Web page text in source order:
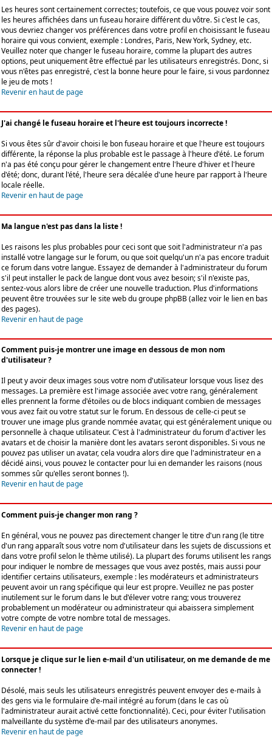
Les heures sont certainement correctes; toutefois, ce que vous pouvez voir sont
les heures affichées dans un fuseau horaire différent du vôtre. Si c'est le cas,
vous devriez changer vos préférences dans votre profil en choisissant le fuseau
horaire qui vous convient, exemple : Londres, Paris, New York, Sydney, etc.
Veuillez noter que changer le fuseau horaire, comme la plupart des autres
options, peut uniquement être effectué par les utilisateurs enregistrés. Donc, si
vous n'êtes pas enregistré, c'est la bonne heure pour le faire, si vous pardonnez
le jeu de mots !
Revenir en haut de page
J'ai changé le fuseau horaire et l'heure est toujours incorrecte !
Si vous êtes sûr d'avoir choisi le bon fuseau horaire et que l'heure est toujours
différente, la réponse la plus probable est le passage à l'heure d'été. Le forum
n'a pas été conçu pour gérer le changement entre l'heure d'hiver et l'heure
d'été; donc, durant l'été, l'heure sera décalée d'une heure par rapport à l'heure
locale réelle.
Revenir en haut de page
Ma langue n'est pas dans la liste !
Les raisons les plus probables pour ceci sont que soit l'administrateur n'a pas
installé votre langage sur le forum, ou que soit quelqu'un n'a pas encore traduit
ce forum dans votre langue. Essayez de demander à l'administrateur du forum
s'il peut installer le pack de langue dont vous avez besoin; s'il n'existe pas,
sentez-vous alors libre de créer une nouvelle traduction. Plus d'informations
peuvent être trouvées sur le site web du groupe phpBB (allez voir le lien en bas
des pages).
Revenir en haut de page
Comment puis-je montrer une image en dessous de mon nom
d'utilisateur ?
Il peut y avoir deux images sous votre nom d'utilisateur lorsque vous lisez des
messages. La première est l'image associée avec votre rang, généralement
elles prennent la forme d'étoiles ou de blocs indiquant combien de messages
vous avez fait ou votre statut sur le forum. En dessous de celle-ci peut se
trouver une image plus grande nommée avatar, qui est généralement unique ou
personnelle à chaque utilisateur. C'est à l'administrateur du forum d'activer les
avatars et de choisir la manière dont les avatars seront disponibles. Si vous ne
pouvez pas utiliser un avatar, cela voudra alors dire que l'administrateur en a
décidé ainsi, vous pouvez le contacter pour lui en demander les raisons (nous
sommes sûr qu'elles seront bonnes !).
Revenir en haut de page
Comment puis-je changer mon rang ?
En général, vous ne pouvez pas directement changer le titre d'un rang (le titre
d'un rang apparaît sous votre nom d'utilisateur dans les sujets de discussions et
dans votre profil selon le thème utilisé). La plupart des forums utilisent les rangs
pour indiquer le nombre de messages que vous avez postés, mais aussi pour
identifier certains utilisateurs, exemple : les modérateurs et administrateurs
peuvent avoir un rang spécifique qui leur est propre. Veuillez ne pas poster
inutilement sur le forum dans le but d'élever votre rang; vous trouverez
probablement un modérateur ou administrateur qui abaissera simplement
votre compte de votre nombre total de messages.
Revenir en haut de page
Lorsque je clique sur le lien e-mail d'un utilisateur, on me demande de me
connecter !
Désolé, mais seuls les utilisateurs enregistrés peuvent envoyer des e-mails à
des gens via le formulaire d'e-mail intégré au forum (dans le cas où
l'administrateur aurait activé cette fonctionnalité). Ceci, pour éviter l'utilisation
malveillante du système d'e-mail par des utilisateurs anonymes.
Revenir en haut de page